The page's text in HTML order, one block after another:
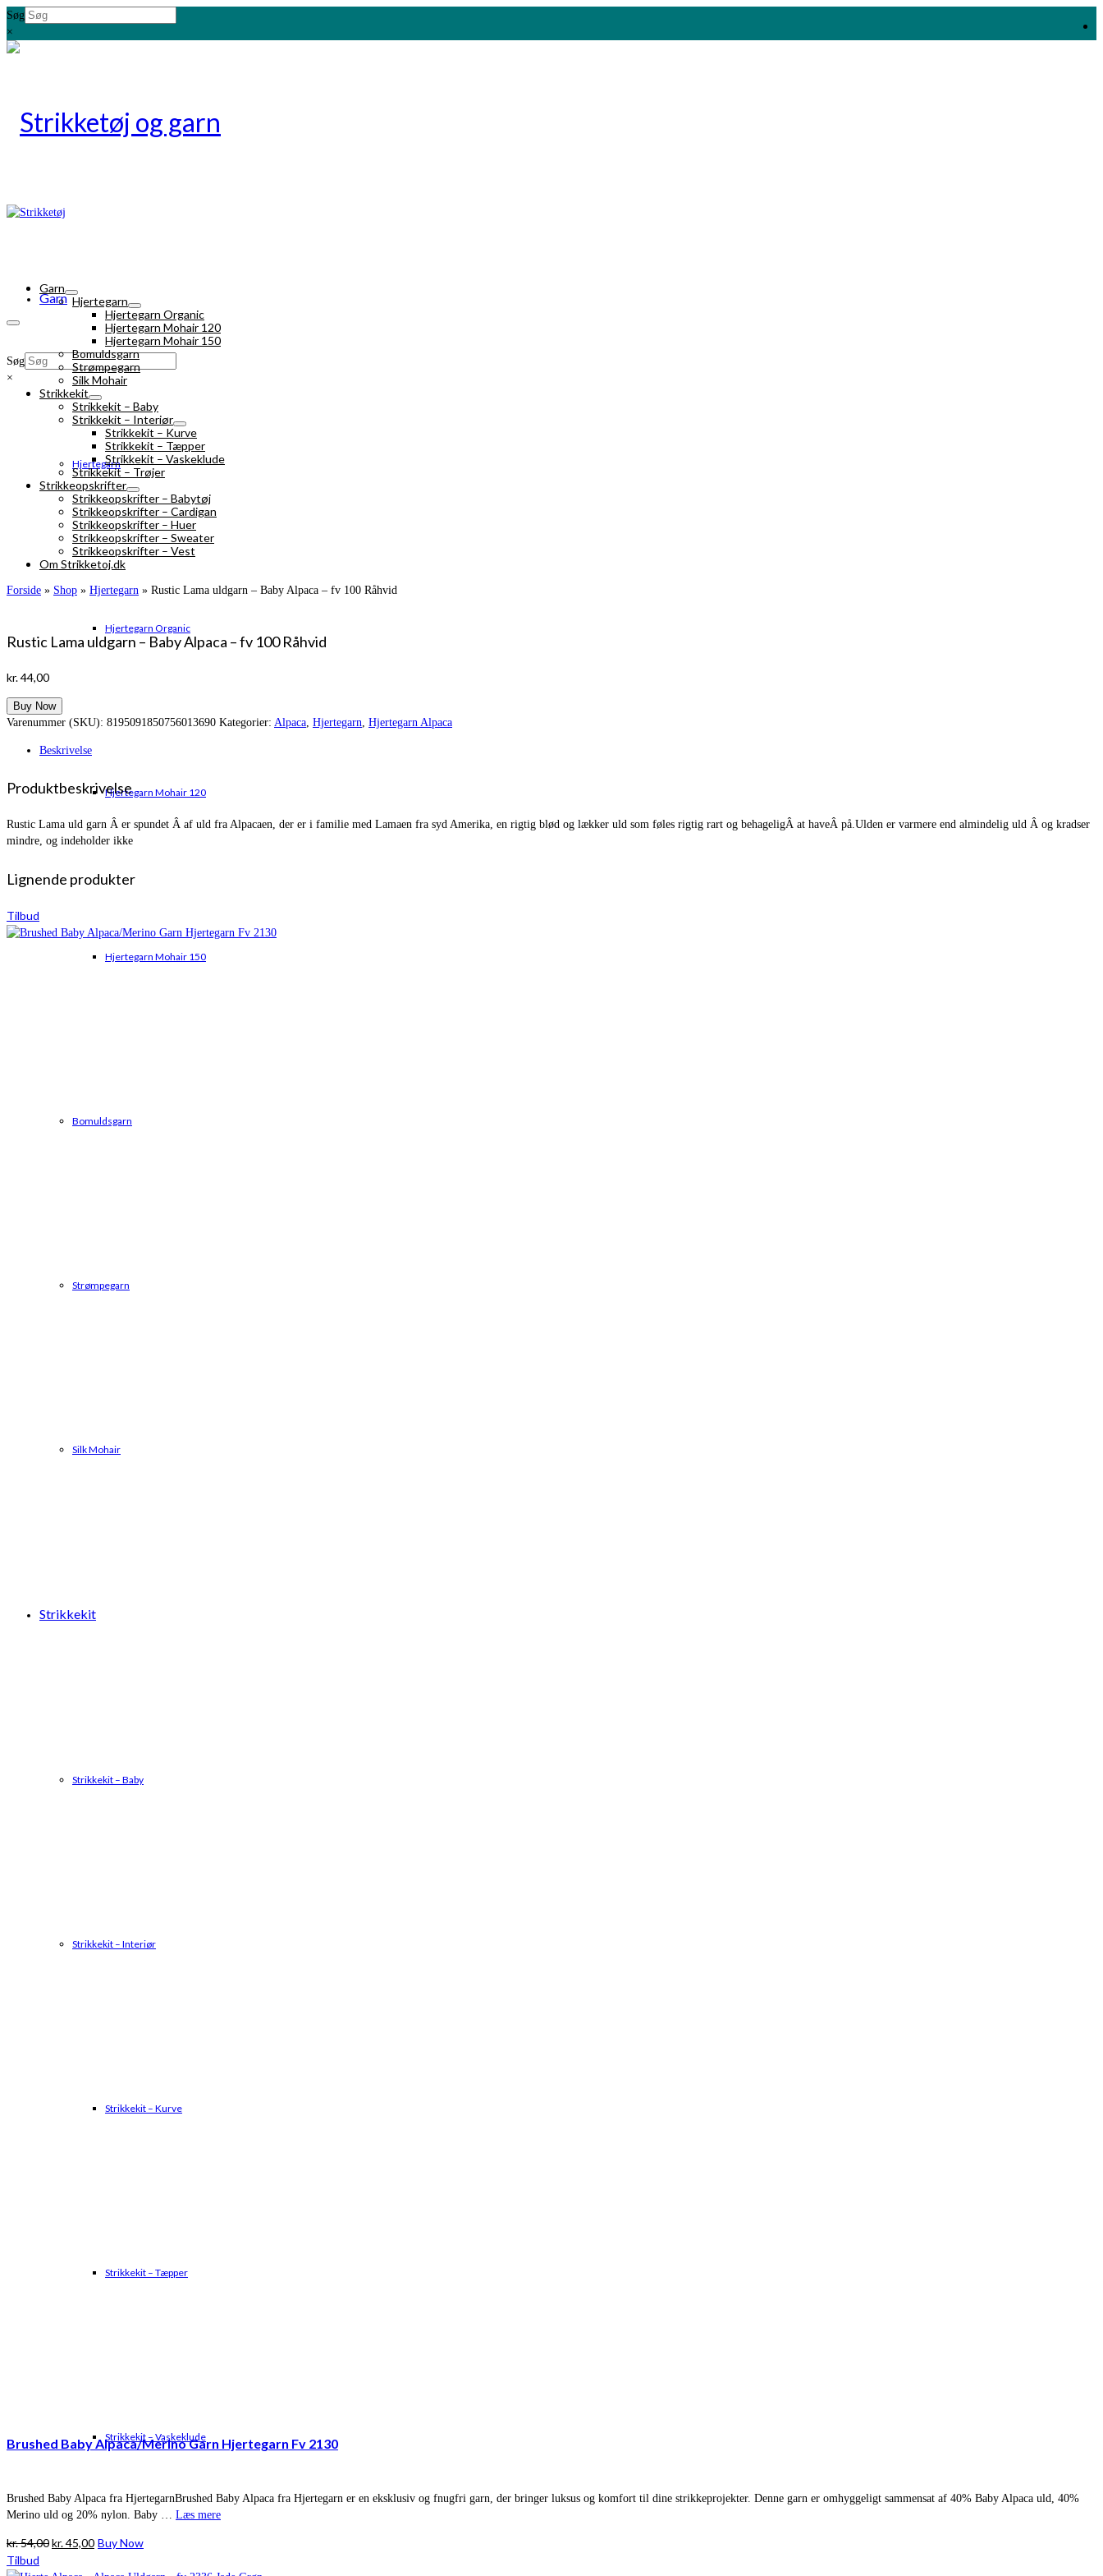
Søg
×
Garn
Hjertegarn
Hjertegarn Organic
Hjertegarn Mohair 120
Hjertegarn Mohair 150
Bomuldsgarn
Strømpegarn
Silk Mohair
Strikkekit
Strikkekit – Baby
Strikkekit – Interiør
Strikkekit – Kurve
Strikkekit – Tæpper
Strikkekit – Vaskeklude
Søg
×
Garn
Hjertegarn
Hjertegarn Organic
Hjertegarn Mohair 120
Hjertegarn Mohair 150
Bomuldsgarn
Strømpegarn
Silk Mohair
Strikkekit
Strikkekit – Baby
Strikkekit – Interiør
Strikkekit – Kurve
Strikkekit – Tæpper
Strikkekit – Vaskeklude
Strikkekit – Trøjer
Strikkeopskrifter
Strikkeopskrifter – Babytøj
Strikkeopskrifter – Cardigan
Strikkeopskrifter – Huer
Strikkeopskrifter – Sweater
Strikkeopskrifter – Vest
Om Strikketoj.dk
Forside » Shop » Hjertegarn » Rustic Lama uldgarn – Baby Alpaca – fv 100 Råhvid
Rustic Lama uldgarn – Baby Alpaca – fv 100 Råhvid
kr.44,00
Buy Now
Varenummer (SKU): 8195091850756013690 Kategorier: Alpaca, Hjertegarn, Hjertegarn Alpaca
Beskrivelse
Produktbeskrivelse
Rustic Lama uld garn Â er spundet Â af uld fra Alpacaen, der er i familie med Lamaen fra syd Amerika, en rigtig blød og lækker uld som føles rigtig rart og behageligÂ at haveÂ på.Ulden er varmere end almindelig uld Â og kradser
mindre, og indeholder ikke
Lignende produkter
Tilbud
Brushed Baby Alpaca/Merino Garn Hjertegarn Fv 2130
Brushed Baby Alpaca fra HjertegarnBrushed Baby Alpaca fra Hjertegarn er en eksklusiv og fnugfri garn, der bringer luksus og komfort til dine strikkeprojekter. Denne garn er omhyggeligt sammensat af 40% Baby Alpaca uld, 40%
Merino uld og 20% nylon. Baby … Læs mere
kr.54,00Den
kr.45,00Den
Buy Now
Tilbud